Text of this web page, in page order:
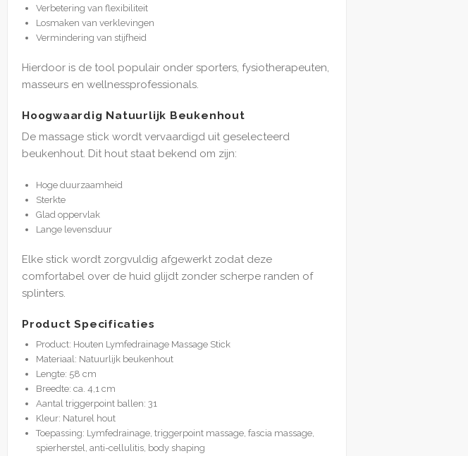
Verbetering van flexibiliteit
Losmaken van verklevingen
Vermindering van stijfheid
Hierdoor is de tool populair onder sporters, fysiotherapeuten,
masseurs en wellnessprofessionals.
Hoogwaardig Natuurlijk Beukenhout
De massage stick wordt vervaardigd uit geselecteerd
beukenhout. Dit hout staat bekend om zijn:
Hoge duurzaamheid
Sterkte
Glad oppervlak
Lange levensduur
Elke stick wordt zorgvuldig afgewerkt zodat deze
comfortabel over de huid glijdt zonder scherpe randen of
splinters.
Product Specificaties
Product: Houten Lymfedrainage Massage Stick
Materiaal: Natuurlijk beukenhout
Lengte: 58 cm
Breedte: ca. 4,1 cm
Aantal triggerpoint ballen: 31
Kleur: Naturel hout
Toepassing: Lymfedrainage, triggerpoint massage, fascia massage,
spierherstel, anti-cellulitis, body shaping